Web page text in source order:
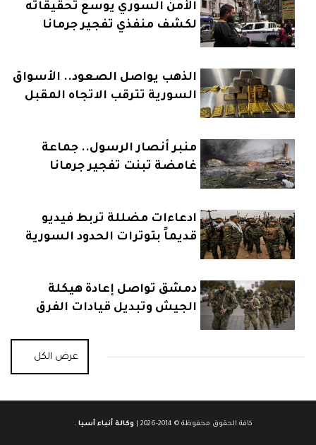
الأمن السوري يوسع تحقيقاته
لكشف منفذي تفجير جرمانا
الذهب يواصل الصعود.. الأسواق
السورية تترقب الاتجاه المقبل
منبر أنصار الرسول.. جماعة
غامضة تبنت تفجير جرمانا
ادعاءات مضللة تربط فيديو
قديماً بتوترات الحدود السورية
دمشق تواصل إعادة هيكلة
الجيش وتبديل قيادات الفرق
عرض الكل
كافة الحقوق محفوظة © 2014-2026 | وكالة أنباء آسيا .